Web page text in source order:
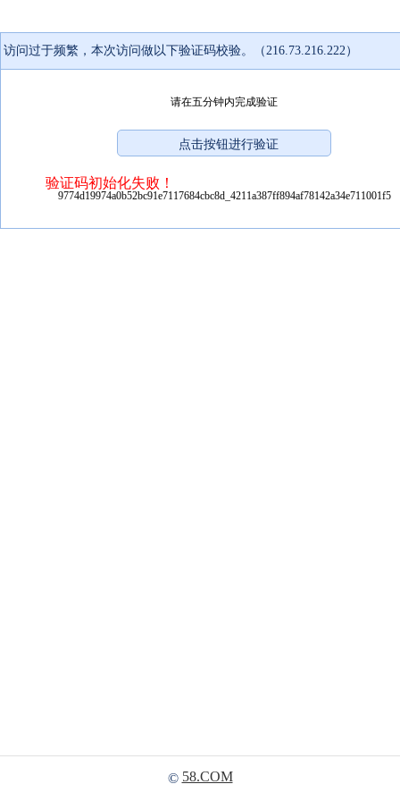
访问过于频繁，本次访问做以下验证码校验。（216.73.216.222）
请在五分钟内完成验证
验证码初始化失败！
9774d19974a0b52bc91e7117684cbc8d_4211a387ff894af78142a34e711001f5
© 58.COM